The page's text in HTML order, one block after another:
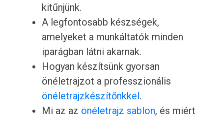
kitűnjünk.
A legfontosabb készségek,
amelyeket a munkáltatók minden
iparágban látni akarnak.
Hogyan készítsünk gyorsan
önéletrajzot a professzionális
önéletrajzkészítőnkkel.
Mi az az önéletrajz sablon, és miért